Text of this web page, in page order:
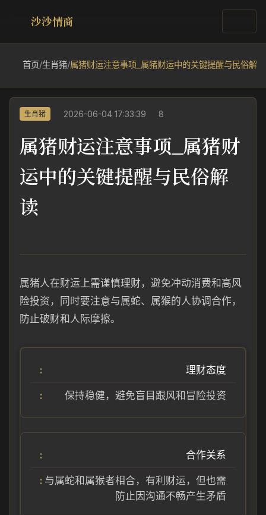
沙沙情商
首页/生肖猪/属猪财运注意事项_属猪财运中的关键提醒与民俗解读
生肖猪 2026-06-04 17:33:39 8
属猪财运注意事项_属猪财
运中的关键提醒与民俗解
读
属猪人在财运上需谨慎理财，避免冲动消费和高风
险投资，同时要注意与属蛇、属猴的人协调合作，
防止破财和人际摩擦。
理财态度
保持稳健，避免盲目跟风和冒险投资
合作关系
与属蛇和属猴者相合，有利财运，但也需
防止因沟通不畅产生矛盾